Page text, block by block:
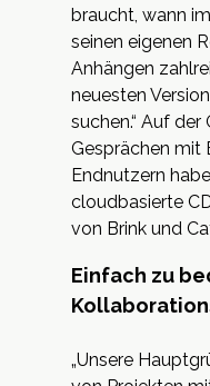
braucht, wann
seinen eigenen
Anhängen
neuesten
suchen.“ Auf
Gesprächen mit
Endnutzern
cloudbasierte
von Brink und
Einfach zu
„Unsere